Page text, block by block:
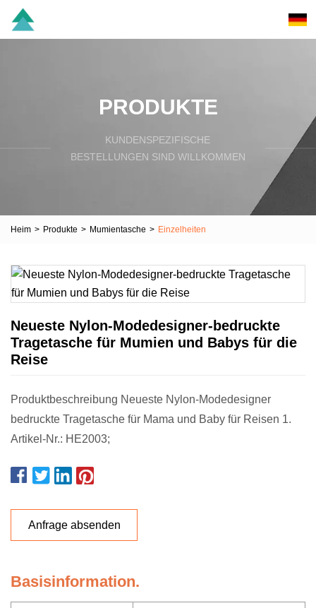
PRODUKTE
KUNDENSPEZIFISCHE
BESTELLUNGEN SIND WILLKOMMEN
Heim > Produkte > Mumientasche > Einzelheiten
Neueste Nylon-Modedesigner-bedruckte
Tragetasche für Mumien und Babys für die
Reise
Produktbeschreibung Neueste Nylon-Modedesigner
bedruckte Tragetasche für Mama und Baby für Reisen 1.
Artikel-Nr.: HE2003;
Anfrage absenden
Basisinformation.